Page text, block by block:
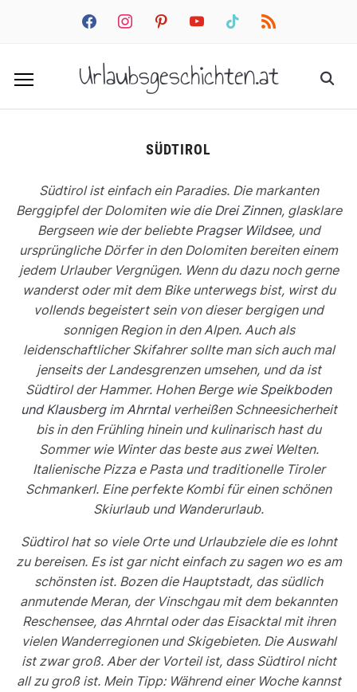
facebookinstagrampinterestyoutube tiktok rss
Urlaubsgeschichten.at
SÜDTIROL
Südtirol ist einfach ein Paradies. Die markanten
Berggipfel der Dolomiten wie die Drei Zinnen, glasklare
Bergseen wie der beliebte Pragser Wildsee, und
ursprüngliche Dörfer in den Dolomiten bereiten einem
jedem Urlauber Vergnügen. Wenn du dazu noch gerne
wanderst oder mit dem Bike unterwegs bist, wirst du
vollends begeistert sein von dieser bergigen und
sonnigen Region in den Alpen. Auch als
leidenschaftlicher Skifahrer sollte man sich auch mal
jenseits der Landesgrenzen umsehen, und da ist
Südtirol der Hammer. Hohen Berge wie Speikboden
und KlausbergimAhrntalverheißen Schneesicherheit
bis in den Frühling hinein und kulinarisch hast du
Sommer wie Winter das beste aus zwei Welten.
Italienische Pizza e Pasta und traditionelle Tiroler
Schmankerl. Eine perfekte Kombi für einen schönen
Skiurlaub und Wanderurlaub.
Südtirol hat so viele Orte und Urlaubziele die es lohnt
zu bereisen. Es ist gar nicht einfach zu sagen wo es am
schönsten ist. Bozen die Hauptstadt, das südlich
anmutende Meran, der Vinschgau mit dem bekannten
Reschensee, das Ahrntal oder das Eisacktal mit ihren
vielen Wanderregionen und Skigebieten. Die Auswahl
ist zwar groß. Aber der Vorteil ist, dass Südtirol nicht
all zu groß ist. Mein Tipp: Während einer Woche kannst